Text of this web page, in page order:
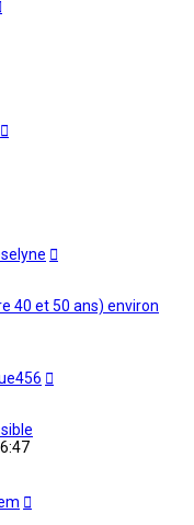
40 et 50 ans) environ